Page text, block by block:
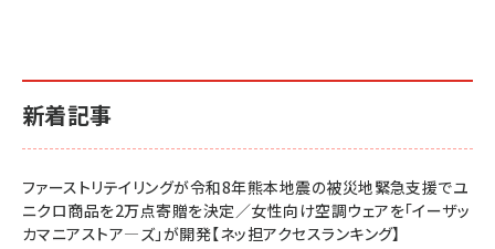
小さな会社は戦略が9割
￥1,815
anan(アンアン)2026/06/24号 No.2500増刊
anan(アンアン)2026/07/08号 No.2502[2026
年後半、あなたの恋と運命／山田涼介]
￥880
ルな本質」
￥2,750
新着記事
ファーストリテイリングが令和8年熊本地震の被災地緊急支援でユ
ニクロ商品を2万点寄贈を決定／女性向け空調ウェアを「イーザッ
カマニアストア―ズ」が開発【ネッ担アクセスランキング】